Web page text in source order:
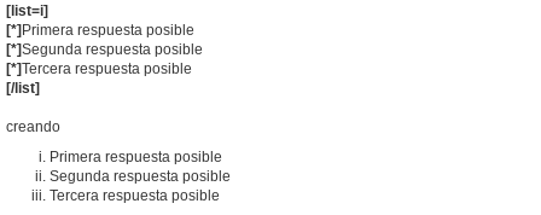
[list=i]
[*]Primera respuesta posible
[*]Segunda respuesta posible
[*]Tercera respuesta posible
[/list]
creando
Primera respuesta posible
Segunda respuesta posible
Tercera respuesta posible